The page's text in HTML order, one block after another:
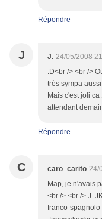
Répondre
J J. 24/05/2008
:D<br /> <br />
très sympa
Mais c'est joli ca
attendant
Répondre
C caro_carito 24/
Map, je n'avais
<br /> <br /> J.
franco-spagnolo